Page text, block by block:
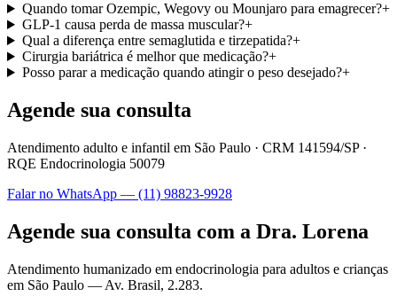
Quando tomar Ozempic, Wegovy ou Mounjaro para emagrecer?+
GLP-1 causa perda de massa muscular?+
Qual a diferença entre semaglutida e tirzepatida?+
Cirurgia bariátrica é melhor que medicação?+
Posso parar a medicação quando atingir o peso desejado?+
Agende sua consulta
Atendimento adulto e infantil em São Paulo · CRM 141594/SP·
RQE Endocrinologia 50079
Falar no WhatsApp — (11) 98823-9928
Agende sua consulta com a Dra. Lorena
Atendimento humanizado em endocrinologia para adultos e crianças
em São Paulo — Av. Brasil, 2.283.